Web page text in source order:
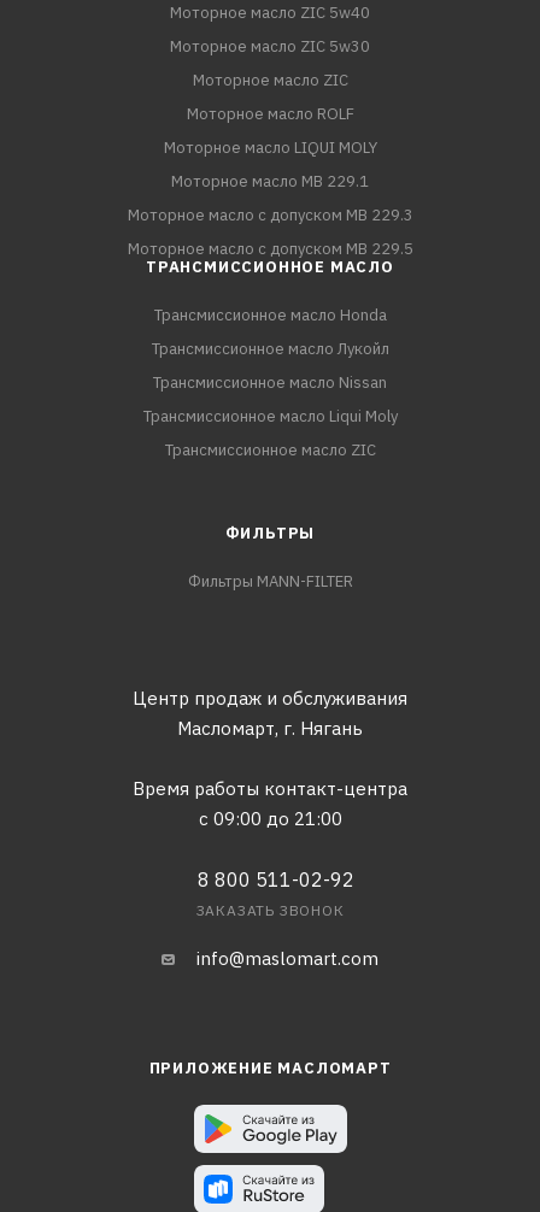
Моторное масло ZIC 5w40
Моторное масло ZIC 5w30
Моторное масло ZIC
Моторное масло ROLF
Моторное масло LIQUI MOLY
Моторное масло MB 229.1
Моторное масло с допуском MB 229.3
Моторное масло с допуском MB 229.5
ТРАНСМИССИОННОЕ МАСЛО
Трансмиссионное масло Honda
Трансмиссионное масло Лукойл
Трансмиссионное масло Nissan
Трансмиссионное масло Liqui Moly
Трансмиссионное масло ZIC
ФИЛЬТРЫ
Фильтры MANN-FILTER
Центр продаж и обслуживания
Масломарт, г. Нягань
Время работы контакт-центра
с 09:00 до 21:00
8 800 511-02-92
ЗАКАЗАТЬ ЗВОНОК
info@maslomart.com
ПРИЛОЖЕНИЕ МАСЛОМАРТ